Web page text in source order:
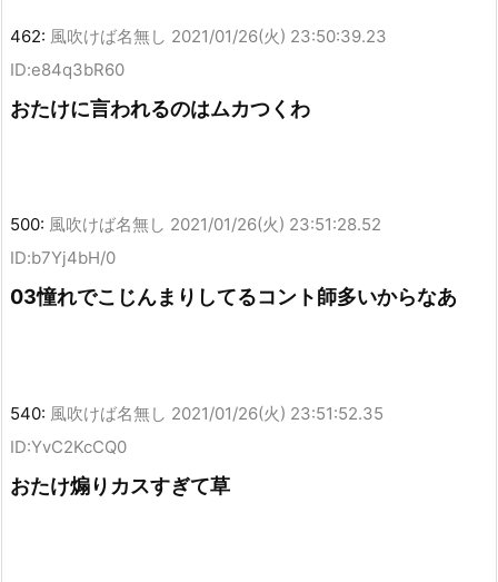
462: 風吹けば名無し 2021/01/26(火) 23:50:39.23
ID:e84q3bR60
おたけに言われるのはムカつくわ
500: 風吹けば名無し 2021/01/26(火) 23:51:28.52
ID:b7Yj4bH/0
03憧れでこじんまりしてるコント師多いからなあ
540: 風吹けば名無し 2021/01/26(火) 23:51:52.35
ID:YvC2KcCQ0
おたけ煽りカスすぎて草